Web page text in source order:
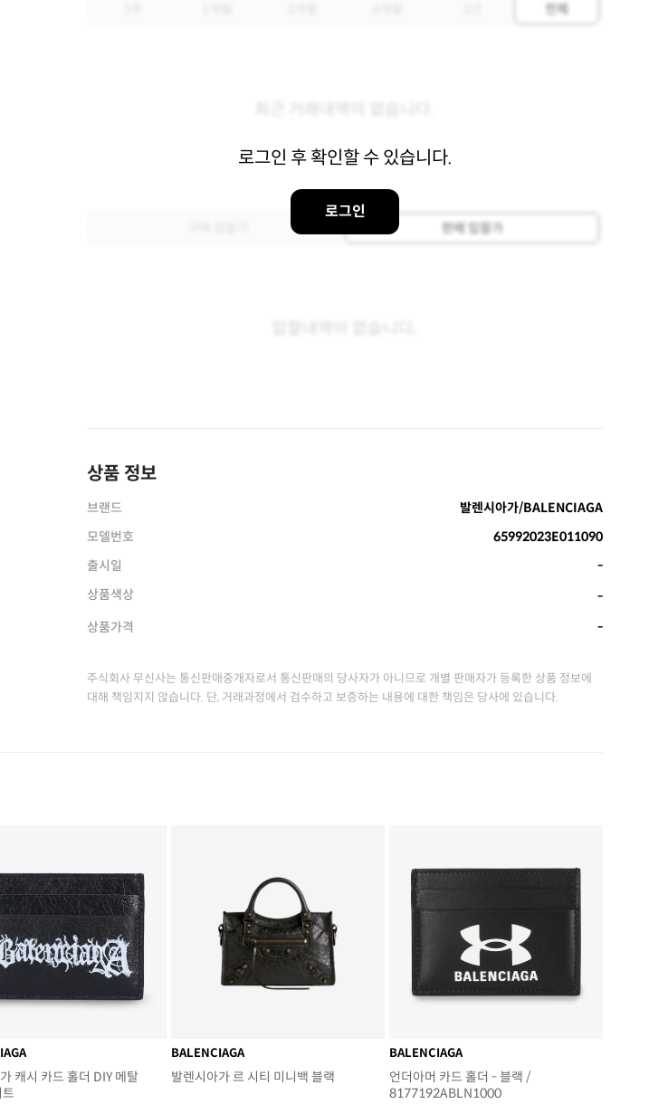
로그인 후 확인할 수 있습니다.
로그인
전체
판매 입찰가
상품 정보
브랜드
발렌시아가/BALENCIAGA
모델번호
65992023E011090
출시일
-
상품색상
-
상품가격
-
주식회사 무신사는 통신판매중개자로서 통신판매의 당사자가 아니므로 개별 판매자가 등록한 상품 정보에
대해 책임지지 않습니다. 단, 거래과정에서 검수하고 보증하는 내용에 대한 책임은 당사에 있습니다.
캐시 카드 홀더 DIY 메탈
BALENCIAGA
발렌시아가 르 시티 미니백 블랙
BALENCIAGA
언더아머 카드 홀더 - 블랙 /
8177192ABLN1000